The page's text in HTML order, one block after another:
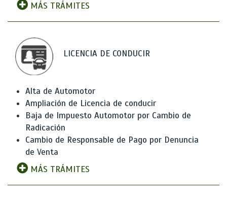
MÁS TRÁMITES
LICENCIA DE CONDUCIR
Alta de Automotor
Ampliación de Licencia de conducir
Baja de Impuesto Automotor por Cambio de
Radicación
Cambio de Responsable de Pago por Denuncia
de Venta
MÁS TRÁMITES